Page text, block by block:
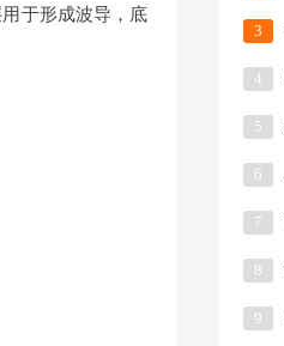
于形成波导，底
3
4
5
6
7
8
9